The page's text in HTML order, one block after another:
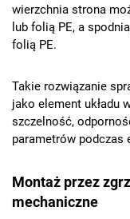
wierzchnia strona
lub folią PE, a
folią PE.
Takie rozwiązanie
jako element układu
szczelność,
parametrów podczas
Montaż przez
mechaniczne